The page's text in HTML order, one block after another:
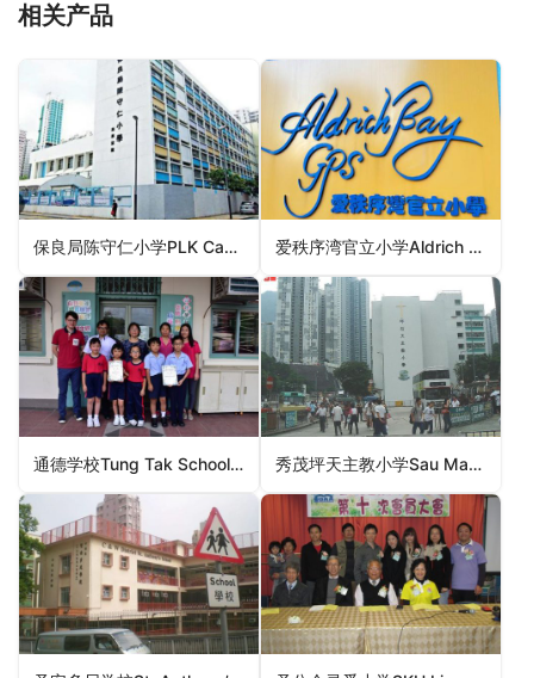
相关产品
保良局陈守仁小学PLK Camões Tan Siu Lin Primary School（油尖旺区小学） 爱秩序湾官立小学Aldrich Bay Government Primary School（东区小学）
通德学校Tung Tak School（元朗区小学） 秀茂坪天主教小学Sau Mau Ping Catholic Primary School（观塘区小学）